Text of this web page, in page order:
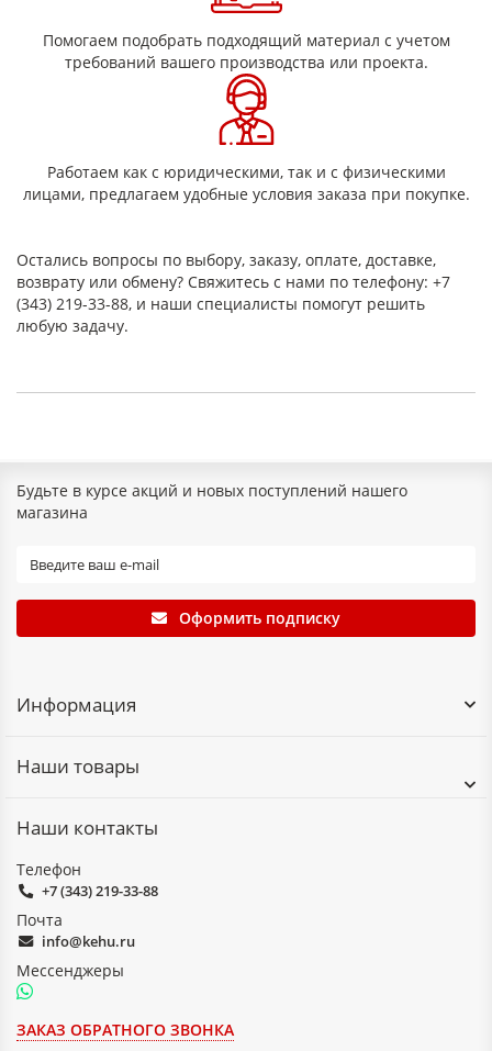
более доступное по цене, отлично подходит для общего
назначения.
Доступные цены
Подходит для общего назначения
Возможность изготовления нестандартных листов
Марки
ТОСП — стекло органическое
техническое непластифицированное.
"Acryma" — коммерческое название (бренд), а не
обозначение по ГОСТ. Его свойства зависят от
Технических Условий (ТУ) производителя. На рынке он
ТОСП (пластифицированное) имеет значительно более
Области применения
Акриловые листы используются в самых разных сферах
Наружная реклама: световые короба, панель-
Строительство: защитные экраны, перегородки,
остекление балконов
информирования
Помогаем подобрать подходящий материал с учетом
требований вашего производства или проекта.
Работаем как с юридическими, так и с физическими
лицами, предлагаем удобные условия заказа при покупке.
Остались вопросы по выбору, заказу, оплате, доставке,
возврату или обмену? Свяжитесь с нами по телефону: +7
(343) 219-33-88, и наши специалисты помогут решить
любую задачу.
Будьте в курсе акций и новых поступлений нашего
магазина
Оформить подписку
Информация
Наши товары
Наши контакты
Телефон
+7 (343) 219-33-88
Почта
info@kehu.ru
Мессенджеры
ЗАКАЗ ОБРАТНОГО ЗВОНКА